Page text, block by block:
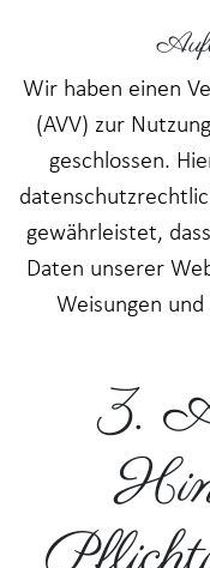
Wir haben einen
(AVV) zur
geschlossen.
gewährleistet,
Daten unserer
Weisungen
3.